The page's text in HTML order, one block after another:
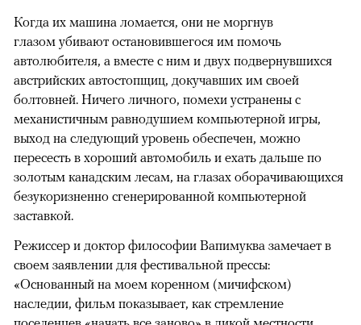
Когда их машина ломается, они не моргнув
глазом убивают остановившегося им помочь
автолюбителя, а вместе с ним и двух подвернувшихся
австрийских автостопщиц, докучавших им своей
болтовней. Ничего личного, помехи устранены с
механистичным равнодушием компьютерной игры,
выход на следующий уровень обеспечен, можно
пересесть в хороший автомобиль и ехать дальше по
золотым канадским лесам, на глазах оборачивающихся
безукоризненно сгенерированной компьютерной
заставкой.
Режиссер и доктор философии Вапимуква замечает в
своем заявлении для фестивальной прессы:
«Основанный на моем коренном (мичифском)
наследии, фильм показывает, как стремление